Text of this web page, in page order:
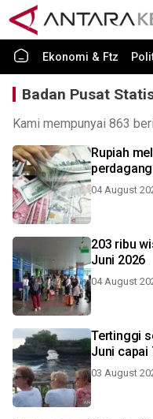
Ekonomi & Ftz
Badan Pusat
Kami mempunyai 863
Rupiah
04 August
203 ribu
Juni 2026
04 August
Tertinggi
Juni capai
03 August